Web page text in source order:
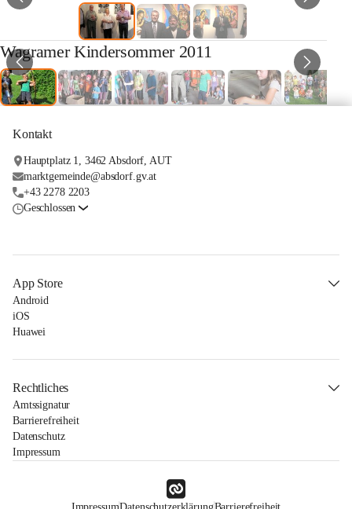
Wagramer Kindersommer 2011
Kontakt
Hauptplatz 1, 3462 Absdorf, AUT
marktgemeinde@absdorf.gv.at
+43 2278 2203
Geschlossen
App Store
Android
iOS
Huawei
Rechtliches
Amtssignatur
Barrierefreiheit
Datenschutz
Impressum